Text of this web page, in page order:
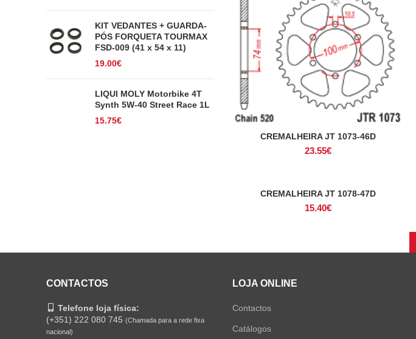
KIT VEDANTES + GUARDA-
PÓS FORQUETA TOURMAX
FSD-009 (41 x 54 x 11)
19.00€
LIQUI MOLY Motorbike 4T
Synth 5W-40 Street Race 1L
15.75€
ADICIONAR
CREMALHEIRA JT 1073-46D
23.55€
ADICIONAR
CREMALHEIRA JT 1078-47D
15.40€
CONTACTOS
Telefone loja física:
(+351) 222 080 745 (Chamada para a rede fixa
nacional)
LOJA ONLINE
Contactos
Catálogos